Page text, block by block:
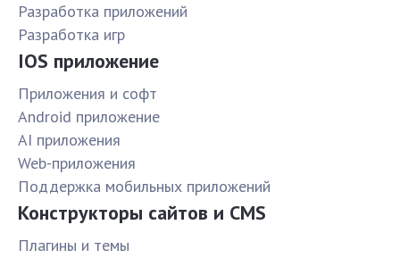
Разработка приложений
Разработка игр
IOS приложение
Приложения и софт
Android приложение
AI приложения
Web-приложения
Поддержка мобильных приложений
Конструкторы сайтов и CMS
Плагины и темы